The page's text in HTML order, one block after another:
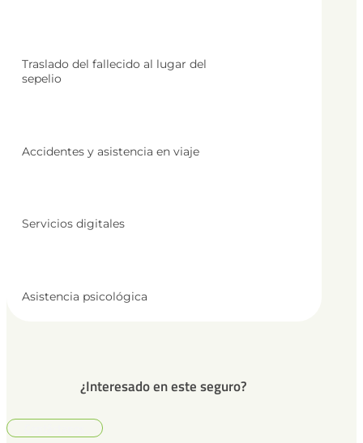
Traslado del fallecido al lugar del
sepelio
Accidentes y asistencia en viaje
Servicios digitales
Asistencia psicológica
¿Interesado en este seguro?